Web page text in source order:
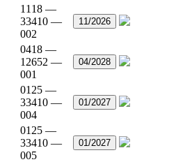
1118 —
33410 —
002
11/2026
0418 —
12652 —
001
04/2028
0125 —
33410 —
004
01/2027
0125 —
33410 —
005
01/2027